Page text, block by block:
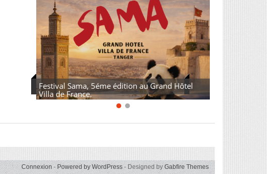
Festival Sama, 5éme édition au Grand Hôtel
Villa de France.
Connexion- Powered by WordPress- Designed byGabfire Themes